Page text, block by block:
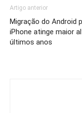
Artigo anterior
Migração do Android
iPhone atinge maior
últimos anos